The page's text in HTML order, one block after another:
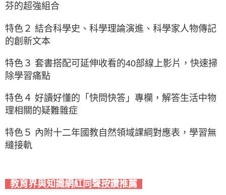
芬的超強組合
特色２ 結合科學史、科學理論演進、科學家人物傳記
的創新文本
特色３ 套書搭配可延伸收看的40部線上影片，快速掃
除學習痛點
特色４ 好讀好懂的「快問快答」專欄，解答生活中物
理相關的疑難雜症
特色５ 內附十二年國教自然領域課綱對應表，學習無
縫接軌
教育界與知識網紅同聲按讚推薦